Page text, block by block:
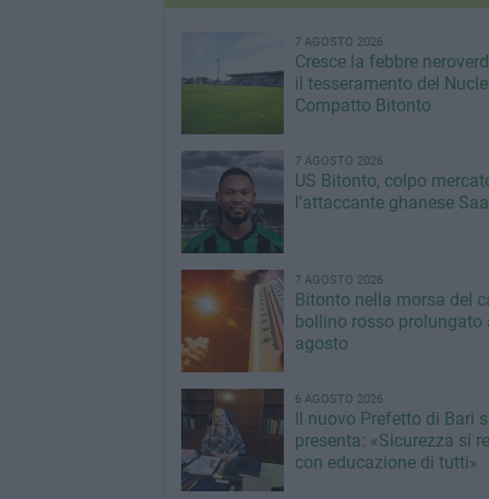
7 AGOSTO 2026
Cresce la febbre
il tesseramento del
Compatto Bitonto
7 AGOSTO 2026
US Bitonto, colpo
l'attaccante ghanese
7 AGOSTO 2026
Bitonto nella morsa del
bollino rosso prolungato
agosto
6 AGOSTO 2026
Il nuovo Prefetto di Bari
presenta: «Sicurezza si
con educazione di tutti»